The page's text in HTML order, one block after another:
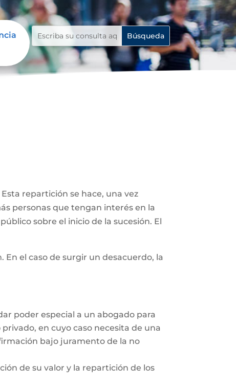
repartición se hace, una vez
personas que tengan interés en la
sobre el inicio de la sucesión. El
En el caso de surgir un desacuerdo, la
poder especial a un abogado para
en cuyo caso necesita de una
bajo juramento de la no
de su valor y la repartición de los